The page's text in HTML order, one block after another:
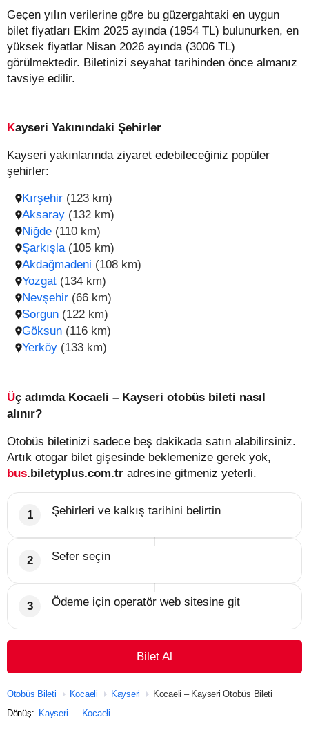
Geçen yılın verilerine göre bu güzergahtaki en uygun
bilet fiyatları Ekim 2025 ayında (1954 TL) bulunurken, en
yüksek fiyatlar Nisan 2026 ayında (3006 TL)
görülmektedir. Biletinizi seyahat tarihinden önce almanız
tavsiye edilir.
Kayseri Yakınındaki Şehirler
Kayseri yakınlarında ziyaret edebileceğiniz popüler
şehirler:
Kırşehir (123 km)
Yozgat (134 km)
Aksaray (132 km)
Nevşehir (66 km)
Niğde (110 km)
Sorgun (122 km)
Şarkışla (105 km)
Göksun (116 km)
Akdağmadeni (108 km)
Yerköy (133 km)
Üç adımda Kocaeli – Kayseri otobüs bileti nasıl
alınır?
Otobüs biletinizi sadece beş dakikada satın alabilirsiniz.
Artık otogar bilet gişesinde beklemenize gerek yok,
bus.biletyplus.com.tr adresine gitmeniz yeterli.
Şehirleri ve kalkış tarihini belirtin
Sefer seçin
Ödeme için operatör web sitesine git
Bilet Al
Otobüs Bileti Kocaeli Kayseri
Kocaeli – Kayseri Otobüs Bileti
Dönüş: Kayseri — Kocaeli